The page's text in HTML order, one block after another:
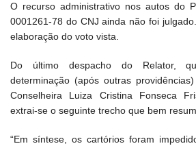
O recurso administrativo nos autos do
0001261-78 do CNJ ainda não foi
elaboração do voto vista.
Do último despacho do Relator,
determinação (após outras
Conselheira Luiza Cristina Fonseca
extrai-se o seguinte trecho que bem
“Em síntese, os cartórios foram